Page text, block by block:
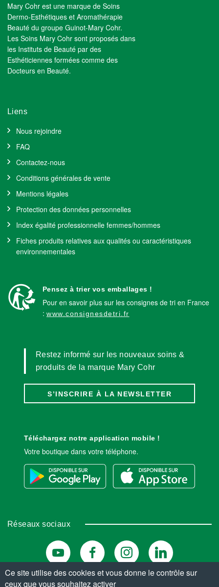
Mary Cohr est une marque de Soins
Dermo-Esthétiques et Aromathérapie
Beauté du groupe Guinot-Mary Cohr.
Les Soins Mary Cohr sont proposés dans
les Instituts de Beauté par des
Esthéticiennes formées comme des
Docteurs en Beauté.
Liens
Nous rejoindre
FAQ
Contactez-nous
Conditions générales de vente
Mentions légales
Protection des données personnelles
Index égalité professionnelle femmes/hommes
Fiches produits relatives aux qualités ou caractéristiques
environnementales
Pensez à trier vos emballages !
Pour en savoir plus sur les consignes de tri en France
: www.consignesdetri.fr
Restez informé sur les nouveaux soins &
produits de la marque Mary Cohr
S’INSCRIRE À LA NEWSLETTER
Téléchargez notre application mobile !
Votre boutique dans votre téléphone.
Réseaux sociaux
Ce site utilise des cookies et vous donne le contrôle sur
ceux que vous souhaitez activer